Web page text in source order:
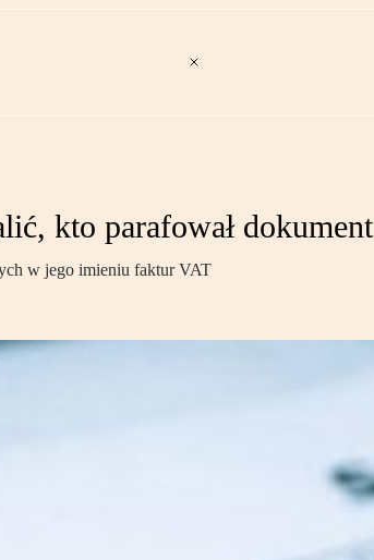
kto parafował dokument
w jego imieniu faktur VAT